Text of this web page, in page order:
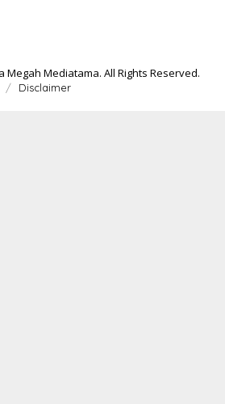
Megah Mediatama. All Rights Reserved.
Disclaimer